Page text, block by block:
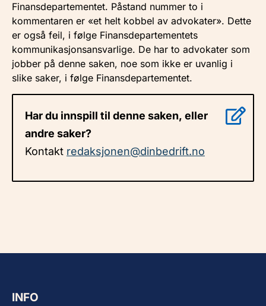
Finansdepartementet. Påstand nummer to i
kommentaren er «et helt kobbel av advokater». Dette
er også feil, i følge Finansdepartementets
kommunikasjonsansvarlige. De har to advokater som
jobber på denne saken, noe som ikke er uvanlig i
slike saker, i følge Finansdepartementet.
Har du innspill til denne saken, eller
andre saker?
Kontakt redaksjonen@dinbedrift.no
INFO